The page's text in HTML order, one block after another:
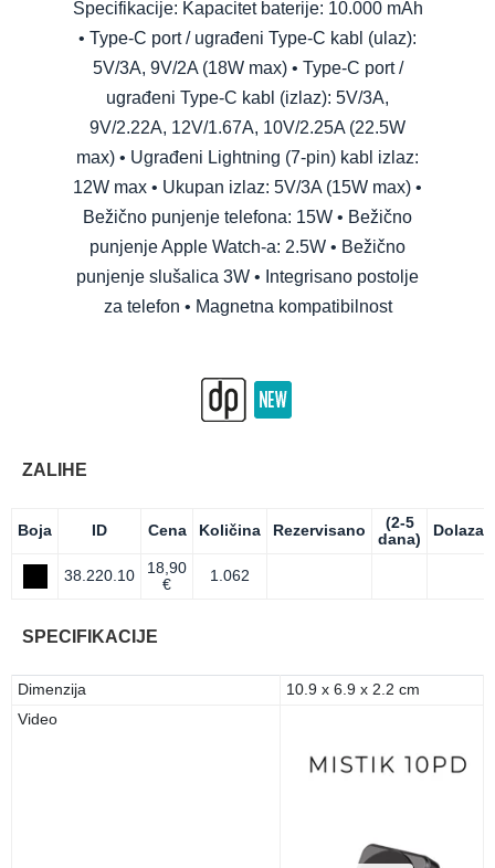
Specifikacije: Kapacitet baterije: 10.000 mAh
• Type-C port / ugrađeni Type-C kabl (ulaz):
5V/3A, 9V/2A (18W max) • Type-C port /
ugrađeni Type-C kabl (izlaz): 5V/3A,
9V/2.22A, 12V/1.67A, 10V/2.25A (22.5W
max) • Ugrađeni Lightning (7-pin) kabl izlaz:
12W max • Ukupan izlaz: 5V/3A (15W max) •
Bežično punjenje telefona: 15W • Bežično
punjenje Apple Watch-a: 2.5W • Bežično
punjenje slušalica 3W • Integrisano postolje
za telefon • Magnetna kompatibilnost
ZALIHE
Boja ID Cena Količina Rezervisano
(2-5
dana)
Dolazak
38.220.10
18,90
€
1.062
SPECIFIKACIJE
Dimenzija
10.9 x 6.9 x 2.2 cm
Video